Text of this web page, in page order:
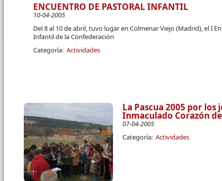
ENCUENTRO DE PASTORAL INFANTIL
10-04-2005
Del 8 al 10 de abril, tuvo lugar en Colmenar Viejo (Madrid), el I
Infantil de la Confederación
Categoría: Actividades
La Pascua 2005 por
Inmaculado Corazón
07-04-2005
Categoría: Actividades